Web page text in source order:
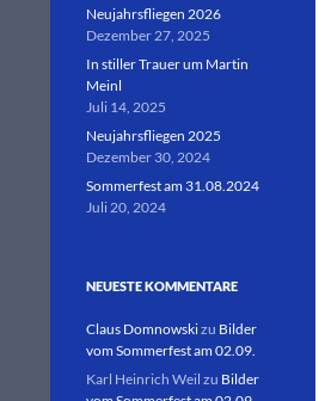
Neujahrsfliegen 2026
Dezember 27, 2025
In stiller Trauer um Martin
Meinl
Juli 14, 2025
Neujahrsfliegen 2025
Dezember 30, 2024
Sommerfest am 31.08.2024
Juli 20, 2024
NEUESTE KOMMENTARE
Claus Domnowskizu Bilder
vom Sommerfest am 02.09.
Karl Heinrich Weil zu Bilder